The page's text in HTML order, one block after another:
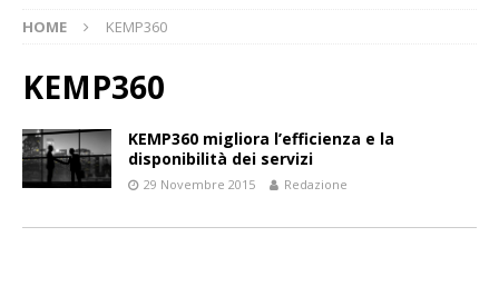
HOME KEMP360
KEMP360
KEMP360 migliora l’efficienza e la
disponibilità dei servizi
29 Novembre 2015 Redazione